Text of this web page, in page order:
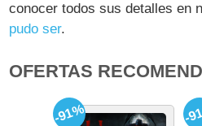
conocer todos sus detalles en
pudo ser.
OFERTAS
-91% -